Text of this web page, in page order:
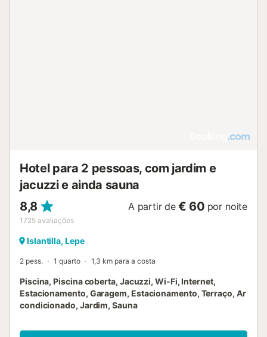
Hotel para 2 pessoas, com jardim e
jacuzzi e ainda sauna
8,8
1725 avaliações
A partir de € 60 por noite
Islantilla, Lepe
2 pess. 1 quarto 1,3 km para a costa
Piscina, Piscina coberta, Jacuzzi, Wi-Fi, Internet,
Estacionamento, Garagem, Estacionamento, Terraço, Ar
condicionado, Jardim, Sauna